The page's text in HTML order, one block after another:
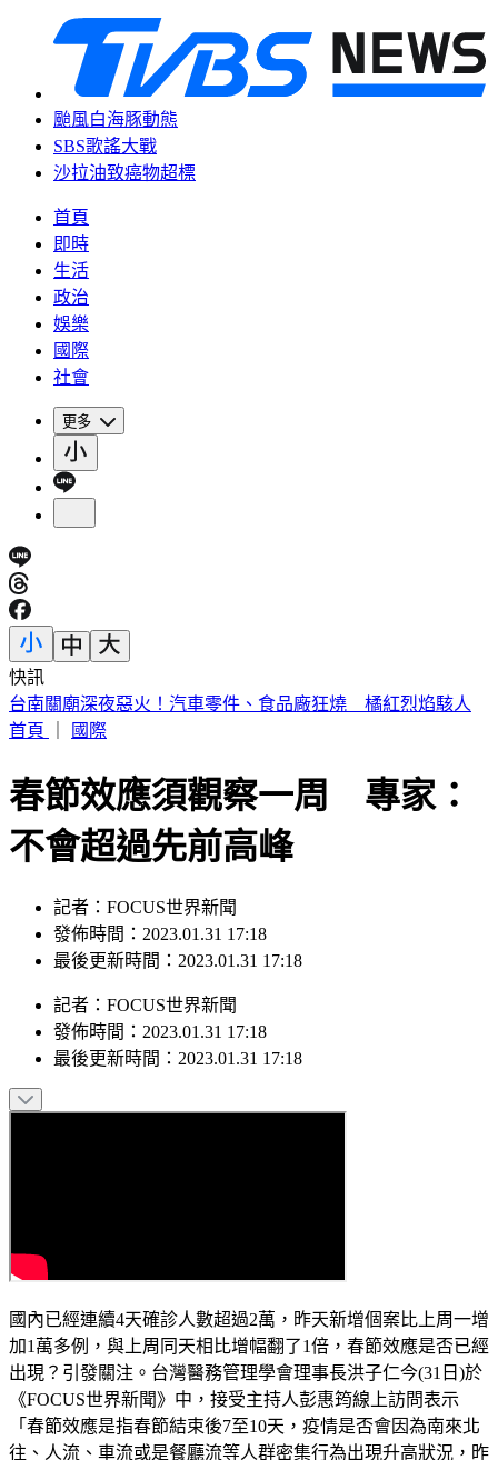
颱風白海豚動態
SBS歌謠大戰
沙拉油致癌物超標
首頁
即時
生活
政治
娛樂
國際
社會
更多
快訊
明放颱風假？最新「暴風圈侵襲率」出爐 6縣市破5成
首頁
國際
春節效應須觀察一周 專家：
不會超過先前高峰
記者：FOCUS世界新聞
發佈時間：2023.01.31 17:18
最後更新時間：2023.01.31 17:18
記者 ： FOCUS世界新聞
發佈時間： 2023.01.31 17:18
最後更新時間： 2023.01.31 17:18
國內已經連續4天確診人數超過2萬，昨天新增個案比上周一增
加1萬多例，與上周同天相比增幅翻了1倍，春節效應是否已經
出現？引發關注。台灣醫務管理學會理事長洪子仁今(31日)於
《FOCUS世界新聞》中，接受主持人彭惠筠線上訪問表示
「春節效應是指春節結束後7至10天，疫情是否會因為南來北
往、人流、車流或是餐廳流等人群密集行為出現升高狀況，昨